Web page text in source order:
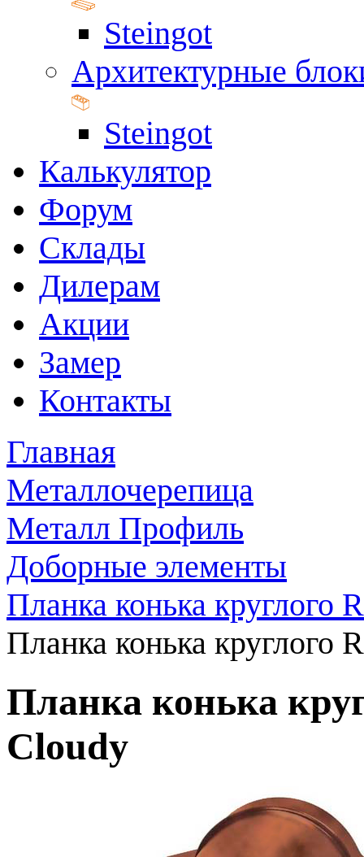
Steingot
Архитектурные
Steingot
Калькулятор
Форум
Склады
Дилерам
Акции
Замер
Контакты
Главная
Металлочерепица
Металл Профиль
Доборные элементы
Планка конька круглого
Планка конька круглого
Планка конька
Cloudy